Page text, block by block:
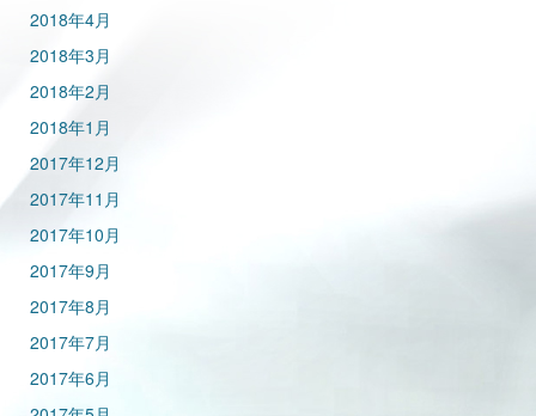
2018年4月
2018年3月
2018年2月
2018年1月
2017年12月
2017年11月
2017年10月
2017年9月
2017年8月
2017年7月
2017年6月